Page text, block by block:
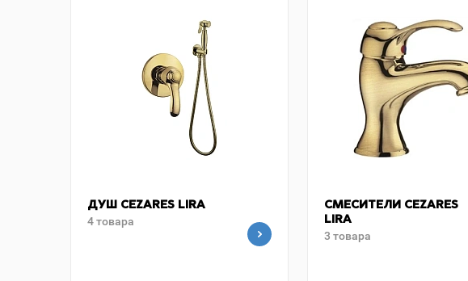
ДУШ CEZARES LIRA
4 товара
СМЕСИТЕЛИ CEZARES
LIRA
3 товара